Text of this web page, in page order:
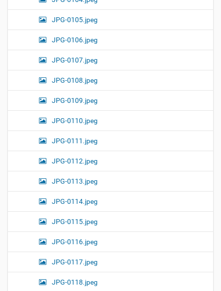
JPG-0105.jpeg
JPG-0106.jpeg
JPG-0107.jpeg
JPG-0108.jpeg
JPG-0109.jpeg
JPG-0110.jpeg
JPG-0111.jpeg
JPG-0112.jpeg
JPG-0113.jpeg
JPG-0114.jpeg
JPG-0115.jpeg
JPG-0116.jpeg
JPG-0117.jpeg
JPG-0118.jpeg